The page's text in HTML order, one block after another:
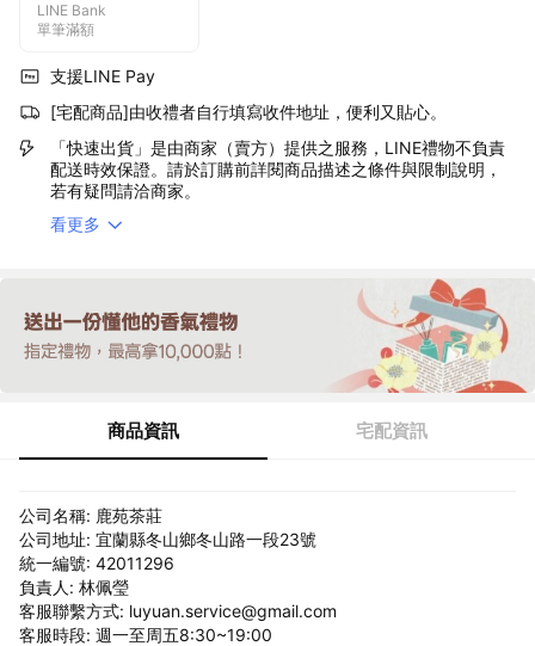
LINE Bank
單筆滿額
支援LINE Pay
[宅配商品]由收禮者自行填寫收件地址，便利又貼心。
「快速出貨」是由商家（賣方）提供之服務，LINE禮物不負責
配送時效保證。請於訂購前詳閱商品描述之條件與限制說明，
若有疑問請洽商家。
看更多
商品資訊 宅配資訊
公司名稱: 鹿苑茶莊
公司地址: 宜蘭縣冬山鄉冬山路一段23號
統一編號: 42011296
負責人: 林佩瑩
客服聯繫方式: luyuan.service@gmail.com
客服時段: 週一至周五8:30~19:00